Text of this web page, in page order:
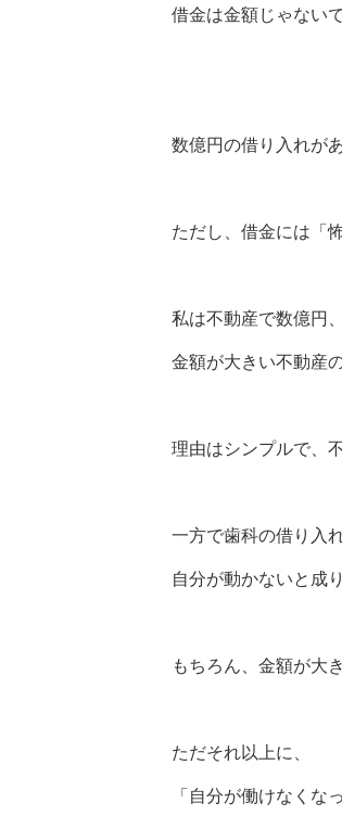
借金は金額じゃない
数億円の借り入れが
ただし、借金には「
私は不動産で数億円
金額が大きい不動産
理由はシンプルで、
一方で歯科の借り入
自分が動かないと成
もちろん、金額が大
ただそれ以上に、
「自分が働けなくな